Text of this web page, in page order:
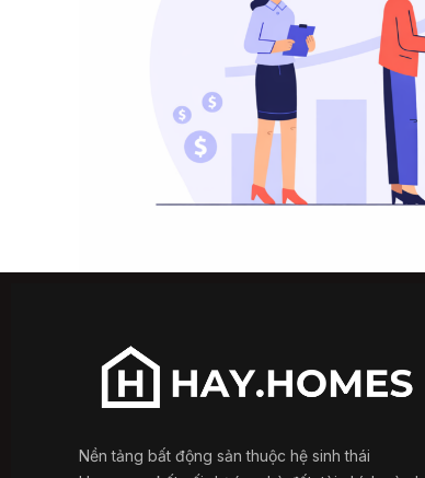
Nền tảng bất động sản thuộc hệ sinh thái